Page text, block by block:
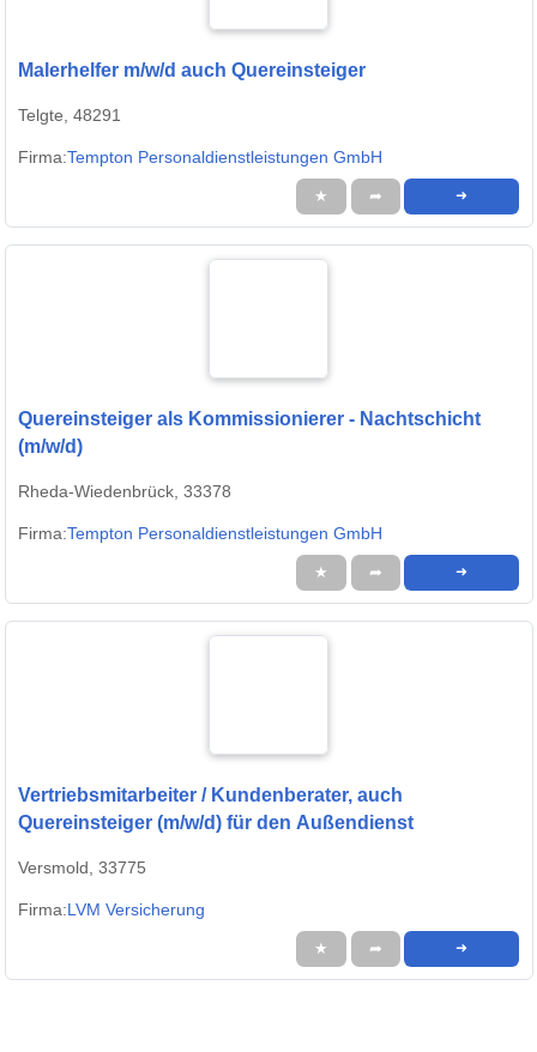
Malerhelfer m/w/d auch Quereinsteiger
Telgte, 48291
Firma:Tempton Personaldienstleistungen GmbH
★ ➦ ➜
Quereinsteiger als Kommissionierer - Nachtschicht
(m/w/d)
Rheda-Wiedenbrück, 33378
Firma:Tempton Personaldienstleistungen GmbH
★ ➦ ➜
Vertriebsmitarbeiter / Kundenberater, auch
Quereinsteiger (m/w/d) für den Außendienst
Versmold, 33775
Firma:LVM Versicherung
★ ➦ ➜